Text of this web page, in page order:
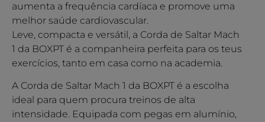
aumenta a frequência cardíaca e promove uma
melhor saúde cardiovascular.
Leve, compacta e versátil, a Corda de Saltar Mach
1 da BOXPT é a companheira perfeita para os teus
exercícios, tanto em casa como na academia.
A Corda de Saltar Mach 1 da BOXPT é a escolha
ideal para quem procura treinos de alta
intensidade. Equipada com pegas em alumínio,